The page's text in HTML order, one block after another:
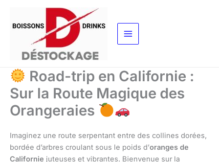
contenu
Road-trip en Californie :
Sur la Route Magique des
Orangeraies
Imaginez une route serpentant entre des collines dorées,
bordée d’arbres croulant sous le poids d’oranges de
Californie juteuses et vibrantes. Bienvenue sur la